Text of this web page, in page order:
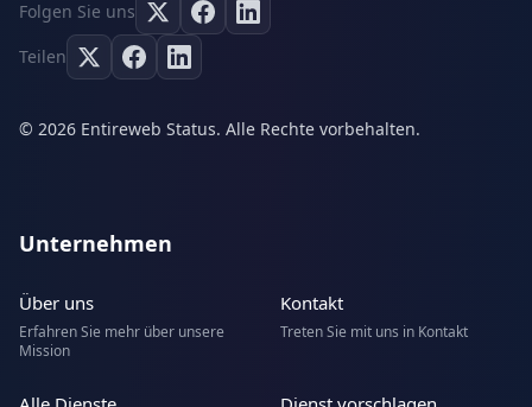
Folgen Sie uns
Teilen
© 2026 Entireweb Status. Alle Rechte vorbehalten.
Unternehmen
Über uns
Erfahren Sie mehr über unsere
Mission
Kontakt
Treten Sie mit uns in Kontakt